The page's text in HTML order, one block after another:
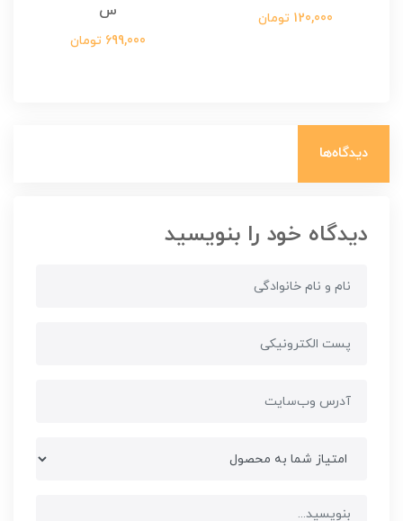
120,000 تومان
س
699,000 تومان
دیدگاه‌ها
دیدگاه خود را بنویسید